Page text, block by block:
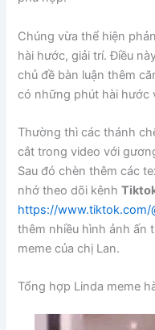
Chúng vừa thể hiện
hài hước, giải trí. Điều
chủ đề bàn luận thêm
có những phút hài hước
Thường thì các thánh
cắt trong video với
Sau đó chèn thêm các
nhớ theo dõi kênh
https://www.tiktok.com/
thêm nhiều hình ảnh ấn
meme của chị Lan.
Tổng hợp Linda meme